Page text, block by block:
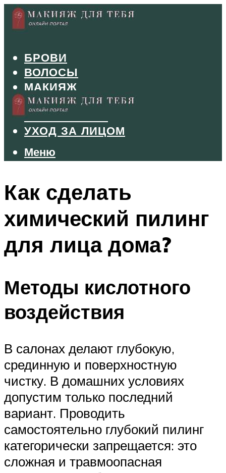
БРОВИ
ВОЛОСЫ
МАКИЯЖ
МАНИКЮР
ТУШЬ И ТЕНИ
УХОД ЗА ЛИЦОМ
Меню
Меню
Как сделать
химический пилинг
для лица дома?
Методы кислотного
воздействия
В салонах делают глубокую,
срединную и поверхностную
чистку. В домашних условиях
допустим только последний
вариант. Проводить
самостоятельно глубокий пилинг
категорически запрещается: это
сложная и травмоопасная